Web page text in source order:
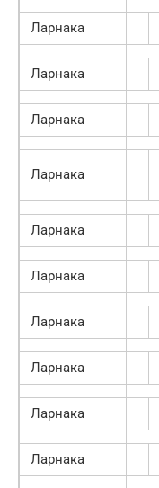
Ларнака
Ларнака
Ларнака
Ларнака
Ларнака
Ларнака
Ларнака
Ларнака
Ларнака
Ларнака